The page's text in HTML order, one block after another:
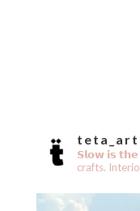
𝗦𝗹𝗼𝘄 𝗶𝘀
crafts.